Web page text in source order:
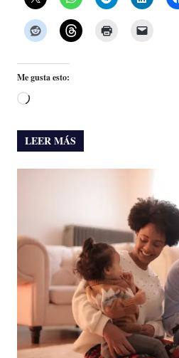
Me gusta esto:
Cargando...
LEER MÁS